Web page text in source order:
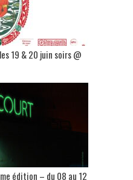
19 & 20 juin soirs @
édition – du 08 au 12